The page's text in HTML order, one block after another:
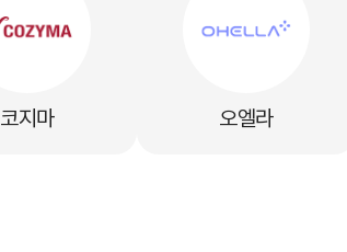
코지마 오엘라